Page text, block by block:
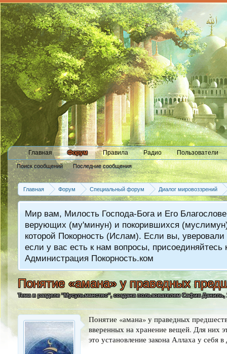
Главная Форум
Поиск сообщений Последние сообщения
Правила Радио Пользователи
Главная Форум Специальный форум Диалог мировоззрений
Мир вам, Милость Господа-Бога и Его
верующих (му'минун) и покорившихся
которой Покорность (Ислам). Если вы,
если у вас есть к нам вопросы,
Администрация Покорность.ком
Понятие «амана» у праведных
Тема в разделе "Мусульманство", создана пользователемСафия Даниль,
Понятие «амана» у праведных
вверенных на хранение вещей. Для них
это установление закона Аллаха у себя